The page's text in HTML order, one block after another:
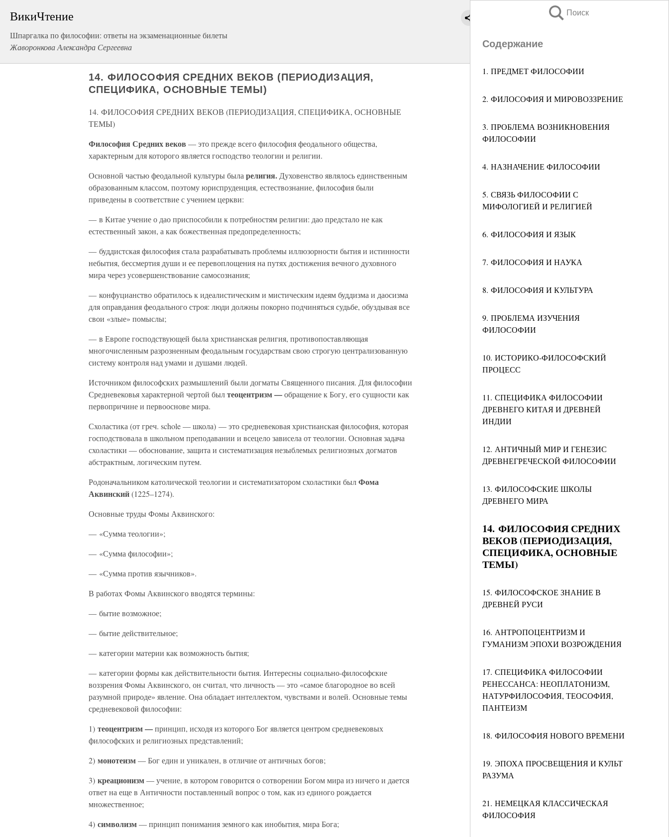
ВикиЧтение
Шпаргалка по философии: ответы на экзаменационные билеты
Жаворонкова Александра Сергеевна
Поиск
Содержание
1. ПРЕДМЕТ ФИЛОСОФИИ
2. ФИЛОСОФИЯ И МИРОВОЗЗРЕНИЕ
3. ПРОБЛЕМА ВОЗНИКНОВЕНИЯ
ФИЛОСОФИИ
4. НАЗНАЧЕНИЕ ФИЛОСОФИИ
5. СВЯЗЬ ФИЛОСОФИИ С
МИФОЛОГИЕЙ И РЕЛИГИЕЙ
6. ФИЛОСОФИЯ И ЯЗЫК
7. ФИЛОСОФИЯ И НАУКА
8. ФИЛОСОФИЯ И КУЛЬТУРА
9. ПРОБЛЕМА ИЗУЧЕНИЯ
ФИЛОСОФИИ
10. ИСТОРИКО-ФИЛОСОФСКИЙ
ПРОЦЕСС
11. СПЕЦИФИКА ФИЛОСОФИИ
ДРЕВНЕГО КИТАЯ И ДРЕВНЕЙ
ИНДИИ
12. АНТИЧНЫЙ МИР И ГЕНЕЗИС
ДРЕВНЕГРЕЧЕСКОЙ ФИЛОСОФИИ
13. ФИЛОСОФСКИЕ ШКОЛЫ
ДРЕВНЕГО МИРА
14. ФИЛОСОФИЯ СРЕДНИХ
ВЕКОВ (ПЕРИОДИЗАЦИЯ,
СПЕЦИФИКА, ОСНОВНЫЕ
ТЕМЫ)
15. ФИЛОСОФСКОЕ ЗНАНИЕ В
ДРЕВНЕЙ РУСИ
16. АНТРОПОЦЕНТРИЗМ И
ГУМАНИЗМ ЭПОХИ ВОЗРОЖДЕНИЯ
17. СПЕЦИФИКА ФИЛОСОФИИ
РЕНЕССАНСА: НЕОПЛАТОНИЗМ,
НАТУРФИЛОСОФИЯ, ТЕОСОФИЯ,
ПАНТЕИЗМ
18. ФИЛОСОФИЯ НОВОГО ВРЕМЕНИ
19. ЭПОХА ПРОСВЕЩЕНИЯ И КУЛЬТ
РАЗУМА
21. НЕМЕЦКАЯ КЛАССИЧЕСКАЯ
ФИЛОСОФИЯ
14. ФИЛОСОФИЯ СРЕДНИХ ВЕКОВ (ПЕРИОДИЗАЦИЯ,
СПЕЦИФИКА, ОСНОВНЫЕ ТЕМЫ)
14. ФИЛОСОФИЯ СРЕДНИХ ВЕКОВ (ПЕРИОДИЗАЦИЯ, СПЕЦИФИКА, ОСНОВНЫЕ
ТЕМЫ)
Философия Средних веков — это прежде всего философия феодального общества,
характерным для которого является господство теологии и религии.
Основной частью феодальной культуры была религия. Духовенство являлось единственным
образованным классом, поэтому юриспруденция, естествознание, философия были
приведены в соответствие с учением церкви:
— в Китае учение о дао приспособили к потребностям религии: дао предстало не как
естественный закон, а как божественная предопределенность;
— буддистская философия стала разрабатывать проблемы иллюзорности бытия и истинности
небытия, бессмертия души и ее перевоплощения на путях достижения вечного духовного
мира через усовершенствование самосознания;
— конфуцианство обратилось к идеалистическим и мистическим идеям буддизма и даосизма
для оправдания феодального строя: люди должны покорно подчиняться судьбе, обуздывая все
свои «злые» помыслы;
— в Европе господствующей была христианская религия, противопоставляющая
многочисленным разрозненным феодальным государствам свою строгую централизованную
систему контроля над умами и душами людей.
Источником философских размышлений были догматы Священного писания. Для философии
Средневековья характерной чертой былтеоцентризм —обращение к Богу, его сущности как
первопричине и первооснове мира.
Схоластика (от греч. schole — школа) — это средневековая христианская философия, которая
господствовала в школьном преподавании и всецело зависела от теологии. Основная задача
схоластики — обоснование, защита и систематизация незыблемых религиозных догматов
абстрактным, логическим путем.
Родоначальником католической теологии и систематизатором схоластики былФома
Аквинский(1225–1274).
Основные труды Фомы Аквинского:
— «Сумма теологии»;
— «Сумма философии»;
— «Сумма против язычников».
В работах Фомы Аквинского вводятся термины:
— бытие возможное;
— бытие действительное;
— категории материи как возможность бытия;
— категории формы как действительности бытия. Интересны социально-философские
воззрения Фомы Аквинского, он считал, что личность — это «самое благородное во всей
разумной природе» явление. Она обладает интеллектом, чувствами и волей. Основные темы
средневековой философии:
1) теоцентризм —принцип, исходя из которого Бог является центром средневековых
философских и религиозных представлений;
2) монотеизм— Бог един и уникален, в отличие от античных богов;
3) креационизм— учение, в котором говорится о сотворении Богом мира из ничего и дается
ответ на еще в Античности поставленный вопрос о том, как из единого рождается
множественное;
4) символизм— принцип понимания земного как инобытия, мира Бога;